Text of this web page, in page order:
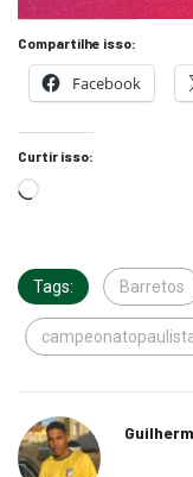
Compartilhe isso:
Facebook
Curtir isso:
Tags: Barretos